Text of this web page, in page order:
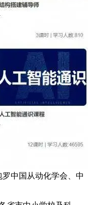
中国从动化学会、中